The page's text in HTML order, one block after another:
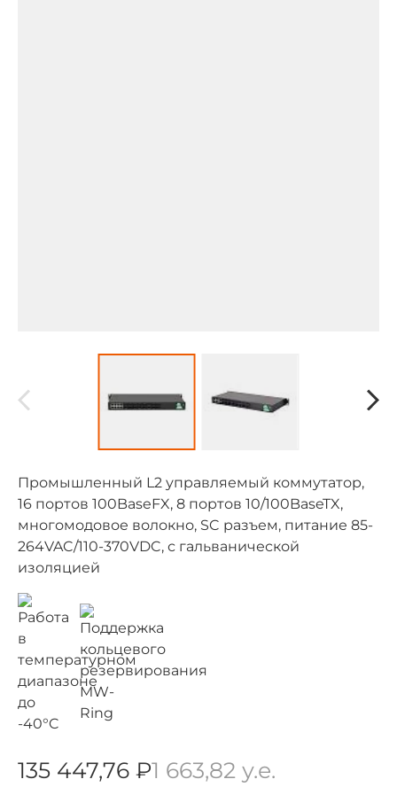
Промышленный L2 управляемый коммутатор,
16 портов 100BaseFX, 8 портов 10/100BaseTX,
многомодовое волокно, SC разъем, питание 85-
264VAC/110-370VDC, с гальванической
изоляцией
135 447,76 ₽1 663,82 у.е.